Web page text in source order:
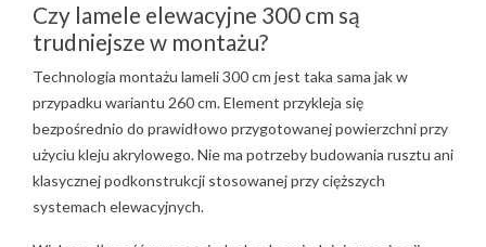
Czy lamele elewacyjne 300 cm są
trudniejsze w montażu?
Technologia montażu lameli 300 cm jest taka sama jak w
przypadku wariantu 260 cm. Element przykleja się
bezpośrednio do prawidłowo przygotowanej powierzchni przy
użyciu kleju akrylowego. Nie ma potrzeby budowania rusztu ani
klasycznej podkonstrukcji stosowanej przy cięższych
systemach elewacyjnych.